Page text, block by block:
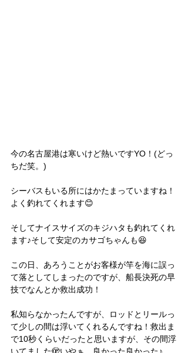
今の名古屋港は寒いけど熱いですYO！(どっ
ちだ笑。)
シーバスもいる所にはかたまっていますね！
よく釣れてくれます😊
そしてナイスサイズのキジハタも釣れてくれ
ます♪そして安定のカサゴちゃんも😆
この日、あろうことがお客様が竿を海に誤っ
て落としてしまったのですが、船長決死の早
技でなんとか救出成功！
私知らなかったんですが、ロッドとリールっ
て少しの間は浮いてくれるんですね！救出ま
で10秒くらいだったと思いますが、その間浮
いてました🫣いやぁ、良かった良かった♪